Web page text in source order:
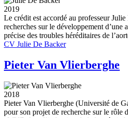
2019
Le crédit est accordé au professeur
recherches sur le développement d’une
précise des troubles héréditaires de
CV Julie De Backer
Pieter Van Vlierberghe
2018
Pieter Van Vlierberghe (Université de
pour son projet de recherche sur le rôle